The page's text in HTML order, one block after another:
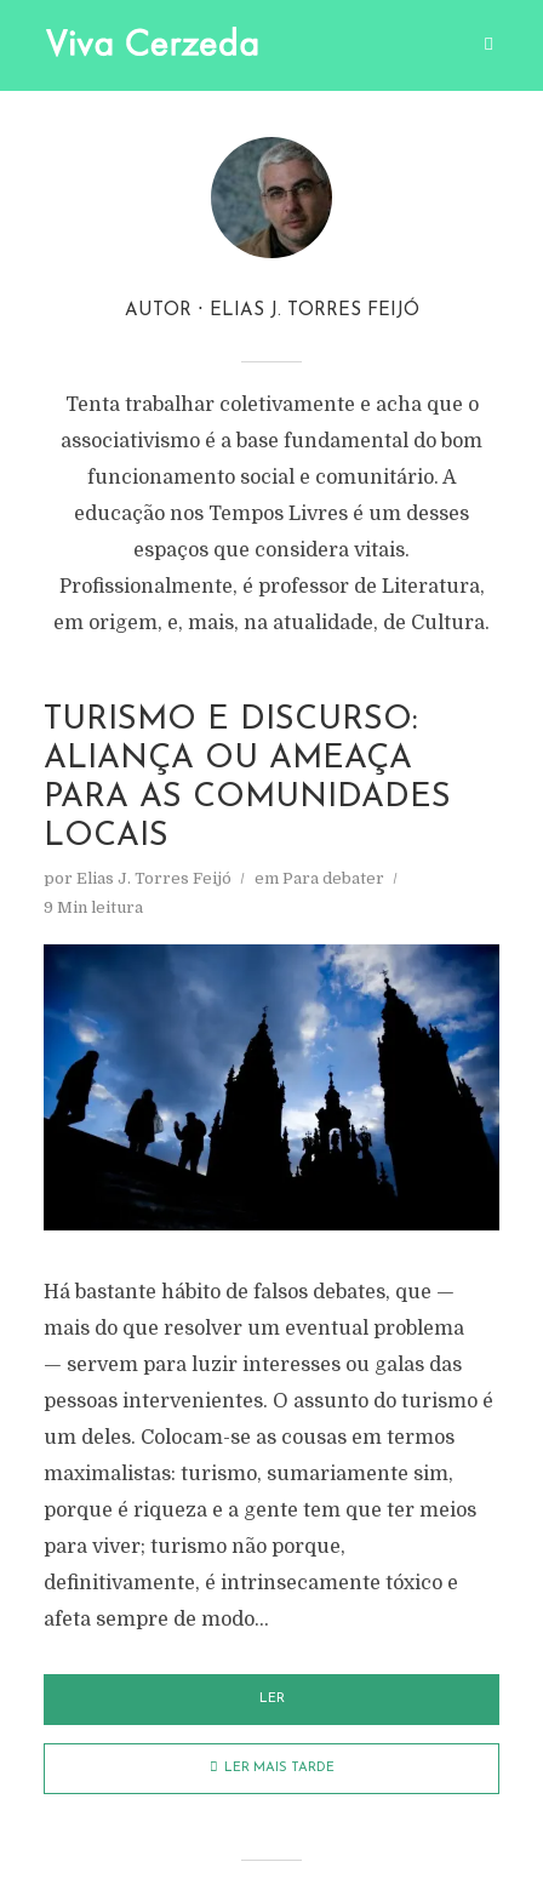
AUTOR ELIAS J. TORRES FEIJÓ
Tenta trabalhar coletivamente e acha que o
associativismo é a base fundamental do bom
funcionamento social e comunitário. A
educação nos Tempos Livres é um desses
espaços que considera vitais.
Profissionalmente, é professor de Literatura,
em origem, e, mais, na atualidade, de Cultura.
TURISMO E DISCURSO:
ALIANÇA OU AMEAÇA
PARA AS COMUNIDADES
LOCAIS
por Elias J. Torres Feijó em Para debater
9 Min leitura
Há bastante hábito de falsos debates, que —
mais do que resolver um eventual problema
— servem para luzir interesses ou galas das
pessoas intervenientes. O assunto do turismo é
um deles. Colocam-se as cousas em termos
maximalistas: turismo, sumariamente sim,
porque é riqueza e a gente tem que ter meios
para viver; turismo não porque,
definitivamente, é intrinsecamente tóxico e
afeta sempre de modo...
LER
LER MAIS TARDE